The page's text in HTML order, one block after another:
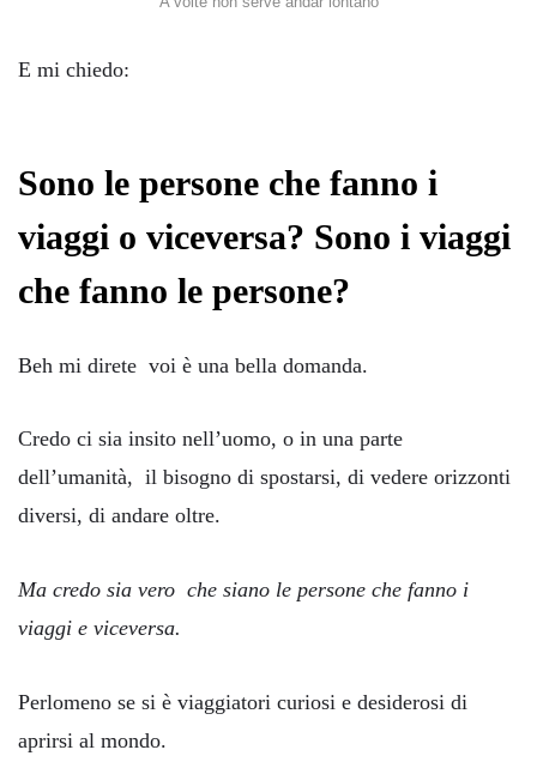
E mi chiedo:
Sono le persone che fanno i
viaggi o viceversa? Sono i viaggi
che fanno le persone?
Beh mi direte voi è una bella domanda.
Credo ci sia insito nell’uomo, o in una parte
dell’umanità, il bisogno di spostarsi, di vedere orizzonti
diversi, di andare oltre.
Ma credo sia vero che siano le persone che fanno i
viaggi e viceversa.
Perlomeno se si è viaggiatori curiosi e desiderosi di
aprirsi al mondo.